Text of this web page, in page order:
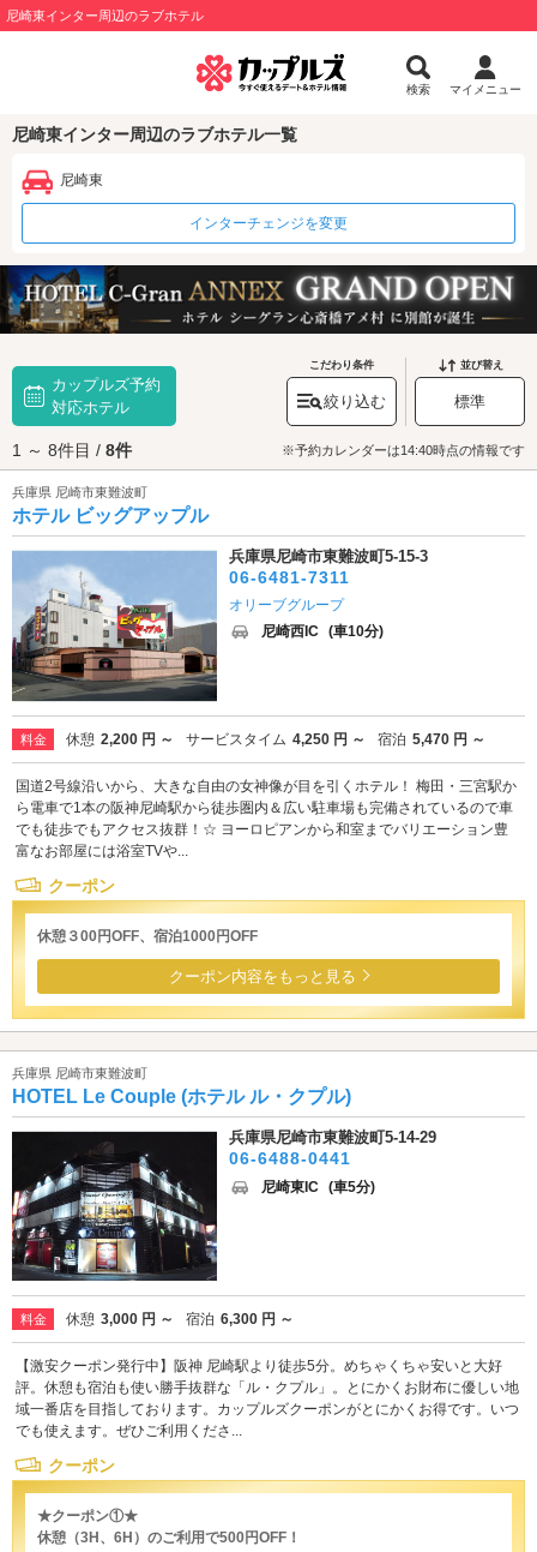
尼崎東インター周辺のラブホテル
検索 マイメニュー
尼崎東インター周辺のラブホテル一覧
尼崎東
インターチェンジを変更
カップルズ予約
対応ホテル
こだわり条件
絞り込む
並び替え
標準
1 ～ 8件目 / 8件 ※予約カレンダーは14:40時点の情報です
兵庫県 尼崎市東難波町
ホテル ビッグアップル
兵庫県尼崎市東難波町5-15-3
06-6481-7311
オリーブグループ
尼崎西IC (車10分)
料金 休憩 2,200 円 ～ サービスタイム 4,250 円 ～ 宿泊 5,470 円 ～
国道2号線沿いから、大きな自由の女神像が目を引くホテル！ 梅田・三宮駅か
ら電車で1本の阪神尼崎駅から徒歩圏内＆広い駐車場も完備されているので車
でも徒歩でもアクセス抜群！☆ ヨーロピアンから和室までバリエーション豊
富なお部屋には浴室TVや...
クーポン
休憩３00円OFF、宿泊1000円OFF
クーポン内容をもっと見る
兵庫県 尼崎市東難波町
HOTEL Le Couple (ホテル ル・クプル)
兵庫県尼崎市東難波町5-14-29
06-6488-0441
尼崎東IC (車5分)
料金 休憩 3,000 円 ～ 宿泊 6,300 円 ～
【激安クーポン発行中】阪神 尼崎駅より徒歩5分。めちゃくちゃ安いと大好
評。休憩も宿泊も使い勝手抜群な「ル・クプル」。とにかくお財布に優しい地
域一番店を目指しております。カップルズクーポンがとにかくお得です。いつ
でも使えます。ぜひご利用くださ...
クーポン
★クーポン①★
休憩（3H、6H）のご利用で500円OFF！